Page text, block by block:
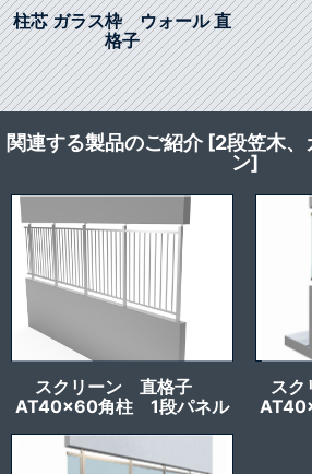
柱芯 ガラス枠 ウォール 直
格子
関連する製品のご紹介 [2段笠木
ン]
スクリーン 直格子
AT40x60角柱 1段パネル
ス